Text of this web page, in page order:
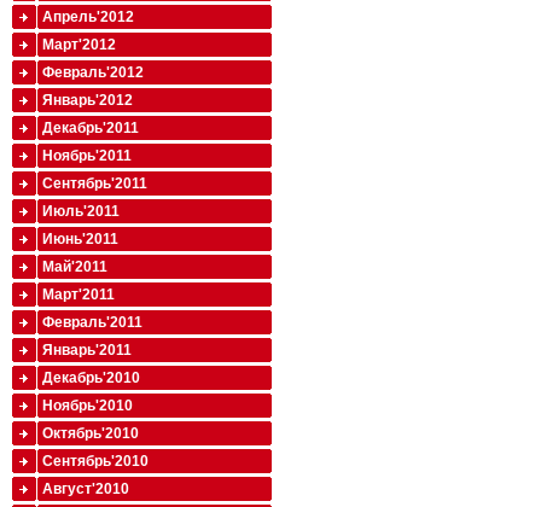
Апрель'2012
Март'2012
Февраль'2012
Январь'2012
Декабрь'2011
Ноябрь'2011
Сентябрь'2011
Июль'2011
Июнь'2011
Май'2011
Март'2011
Февраль'2011
Январь'2011
Декабрь'2010
Ноябрь'2010
Октябрь'2010
Сентябрь'2010
Август'2010